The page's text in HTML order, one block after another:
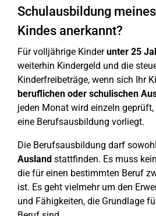
Schulausbildung
Kindes anerkannt?
Für volljährige Kinderunter 25
weiterhin Kindergeld und die
Kinderfreibeträge, wenn sich Ihr
beruflichen oder schulischen
jeden Monat wird einzeln
eine Berufsausbildung vorliegt.
Die Berufsausbildung darf sowohl
Ausland stattfinden. Es muss
die für einen bestimmten Beruf
ist. Es geht vielmehr um den
und Fähigkeiten, die Grundlage